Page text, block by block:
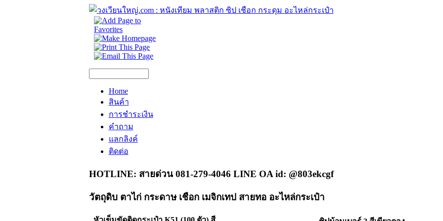
Home
สินค้า
การชำระเงิน
คำถาม
แลกลิงค์
ติดต่อ
HOTLINE: สายด่วน 081-279-4046 LINE OA id: @803ekcgf
วัตถุดิบ ตาไก่ กระดาษ เชือก เมจิกเทป สายทอ อะไหล่กระเป๋า